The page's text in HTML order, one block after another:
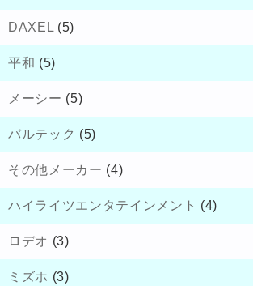
DAXEL (5)
平和 (5)
メーシー (5)
バルテック (5)
その他メーカー (4)
ハイライツエンタテインメント (4)
ロデオ (3)
ミズホ (3)